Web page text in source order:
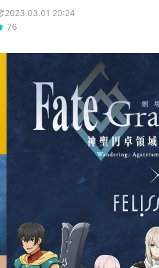
2023.03.01 20:24
76